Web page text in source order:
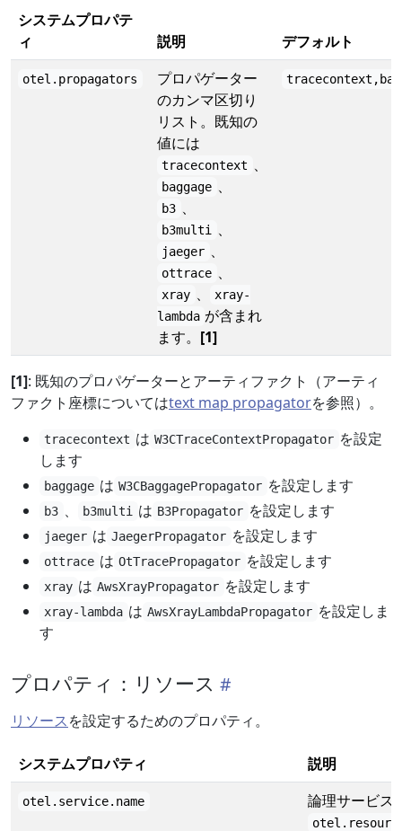
システムプロパテ
ィ
説明 デフォルト
otel.propagators
プロパゲーター
のカンマ区切り
リスト。既知の
値には
tracecontext 、
baggage 、
b3 、
b3multi 、
jaeger 、
ottrace 、
xray 、
xray-
lambda が含まれ
ます。 [1]
[1]: 既知のプロパゲーターとアーティファクト（アーティ
ファクト座標についてはtext map propagatorを参照）。
tracecontext は W3CTraceContextPropagator を設定
します
baggage は W3CBaggagePropagator を設定します
b3 、 b3multi は B3Propagator を設定します
jaeger は JaegerPropagator を設定します
ottrace は OtTracePropagator を設定します
xray は AwsXrayPropagator を設定します
xray-lambda は AwsXrayLambdaPropagator を設定しま
す
プロパティ：リソース
リソースを設定するためのプロパティ。
システムプロパティ 説明
otel.service.name 論理サービス